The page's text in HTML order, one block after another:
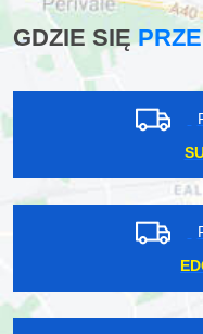
GDZIE SIĘ